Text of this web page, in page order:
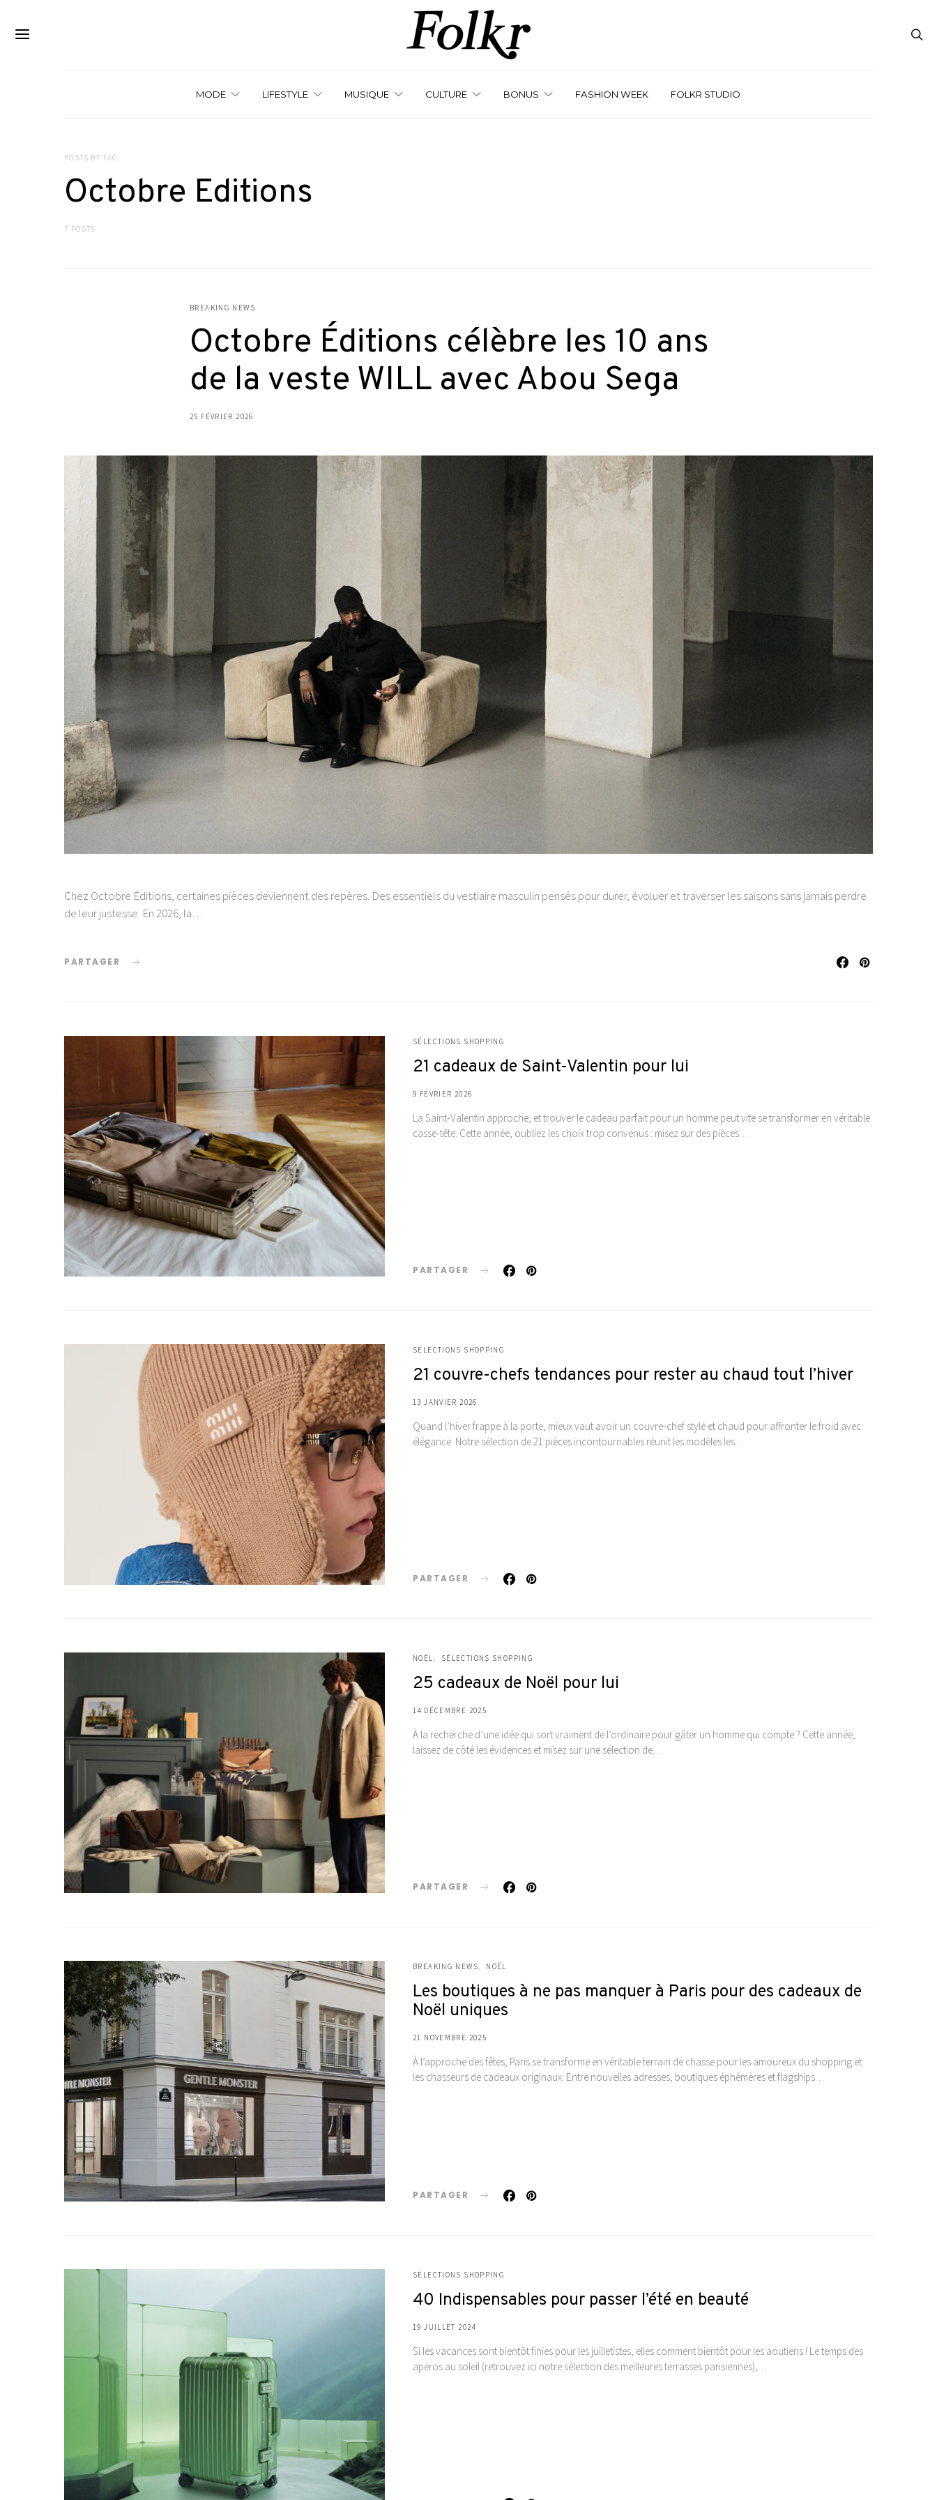
MODE LIFESTYLE MUSIQUE CULTURE BONUS FASHION WEEK FOLKR STUDIO
POSTS BY TAG
Octobre Editions
7 POSTS
BREAKING NEWS
Octobre Éditions célèbre les 10 ans
de la veste WILL avec Abou Sega
25 FÉVRIER 2026
Chez Octobre Éditions, certaines pièces deviennent des repères. Des essentiels du vestiaire masculin pensés pour durer, évoluer et traverser les saisons sans jamais perdre
de leur justesse. En 2026, la…
PARTAGER
SÉLECTIONS SHOPPING
21 cadeaux de Saint-Valentin pour lui
9 FÉVRIER 2026
La Saint-Valentin approche, et trouver le cadeau parfait pour un homme peut vite se transformer en véritable
casse-tête. Cette année, oubliez les choix trop convenus : misez sur des pièces…
PARTAGER
SÉLECTIONS SHOPPING
21 couvre-chefs tendances pour rester au chaud tout l’hiver
13 JANVIER 2026
Quand l’hiver frappe à la porte, mieux vaut avoir un couvre-chef stylé et chaud pour affronter le froid avec
élégance. Notre sélection de 21 pièces incontournables réunit les modèles les…
PARTAGER
NOËL SÉLECTIONS SHOPPING
25 cadeaux de Noël pour lui
14 DÉCEMBRE 2025
À la recherche d’une idée qui sort vraiment de l’ordinaire pour gâter un homme qui compte ? Cette année,
laissez de côté les évidences et misez sur une sélection de…
PARTAGER
BREAKING NEWS NOËL
Les boutiques à ne pas manquer à Paris pour des cadeaux de
Noël uniques
21 NOVEMBRE 2025
À l’approche des fêtes, Paris se transforme en véritable terrain de chasse pour les amoureux du shopping et
les chasseurs de cadeaux originaux. Entre nouvelles adresses, boutiques éphémères et flagships…
PARTAGER
SÉLECTIONS SHOPPING
40 Indispensables pour passer l’été en beauté
19 JUILLET 2024
Si les vacances sont bientôt finies pour les juilletistes, elles comment bientôt pour les aoutiens ! Le temps des
apéros au soleil (retrouvez ici notre sélection des meilleures terrasses parisiennes),…